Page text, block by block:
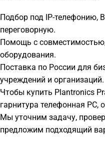
Подбор под IP-телефонию,
переговорную.
Помощь с
оборудования.
Поставка по России для
учреждений и организаций.
Чтобы купить Plantronics
гарнитура телефонная PC,
Мы уточним задачу,
предложим подходящий